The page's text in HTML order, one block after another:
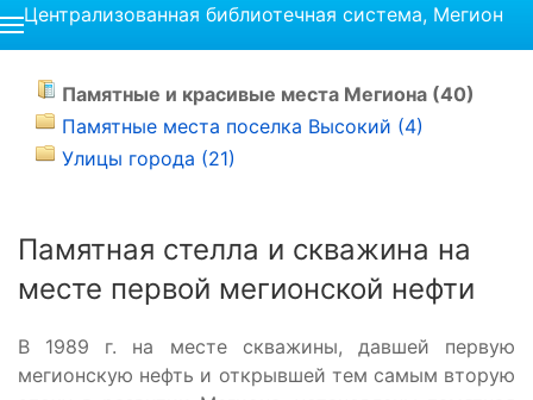
Централизованная библиотечная система, Мегион
Памятные и красивые места Мегиона (40)
Памятные места поселка Высокий (4)
Улицы города (21)
Памятная стелла и скважина на
месте первой мегионской нефти
В 1989 г. на месте скважины, давшей первую
мегионскую нефть и открывшей тем самым вторую